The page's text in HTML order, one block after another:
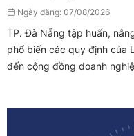
Ngày đăng: 07/08/2026
TP. Đà Nẵng tập huấn,
phổ biến các quy định của
đến cộng đồng doanh